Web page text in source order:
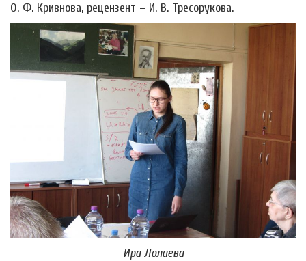
О. Ф. Кривнова, рецензент – И. В. Тресорукова.
Ира Лолаева